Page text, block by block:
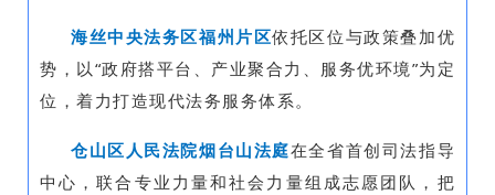
海丝中央法务区福州片区依托区位与政策叠加优
势，以“政府搭平台、产业聚合力、服务优环境”为定
位，着力打造现代法务服务体系。
仓山区人民法院烟台山法庭在全省首创司法指导
中心，联合专业力量和社会力量组成志愿团队，把